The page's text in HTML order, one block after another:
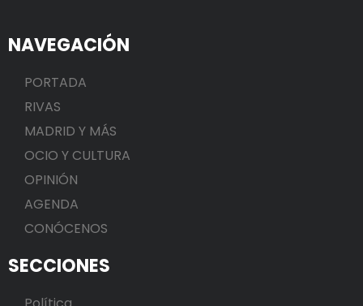
NAVEGACIÓN
PORTADA
RIVAS
MADRID Y MÁS
OCIO Y CULTURA
OPINIÓN
AGENDA
CONÓCENOS
SECCIONES